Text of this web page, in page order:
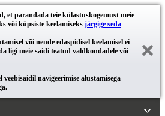
et parandada teie külastuskogemust meie
või küpsiste keelamiseks järgige seda
või nende edaspidisel keelamisel ei
ligi meie saidi teatud valdkondadele või
veebisaidil navigeerimise alustamisega